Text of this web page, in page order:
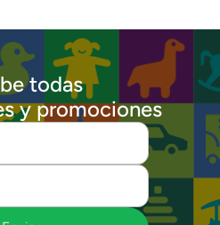
todas
y promociones